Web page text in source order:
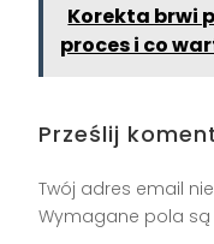
Korekta brwi
proces i co
Prześlij
Twój adres email
Wymagane pola